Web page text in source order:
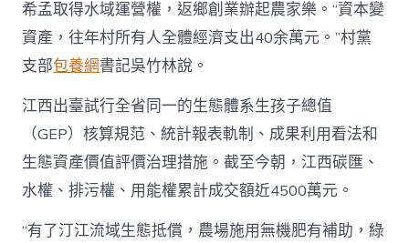
希孟取得水域運營權，返鄉創業辦起農家樂。“資本變
資產，往年村所有人全體經濟支出40余萬元。”村黨
支部包養網書記吳竹林說。
江西出臺試行全省同一的生態體系生孩子總值
（GEP）核算規范、統計報表軌制、成果利用看法和
生態資產價值評價治理措施。截至今朝，江西碳匯、
水權、排污權、用能權累計成交額近4500萬元。
“有了汀江流域生態抵償，農場施用無機肥有補助，綠